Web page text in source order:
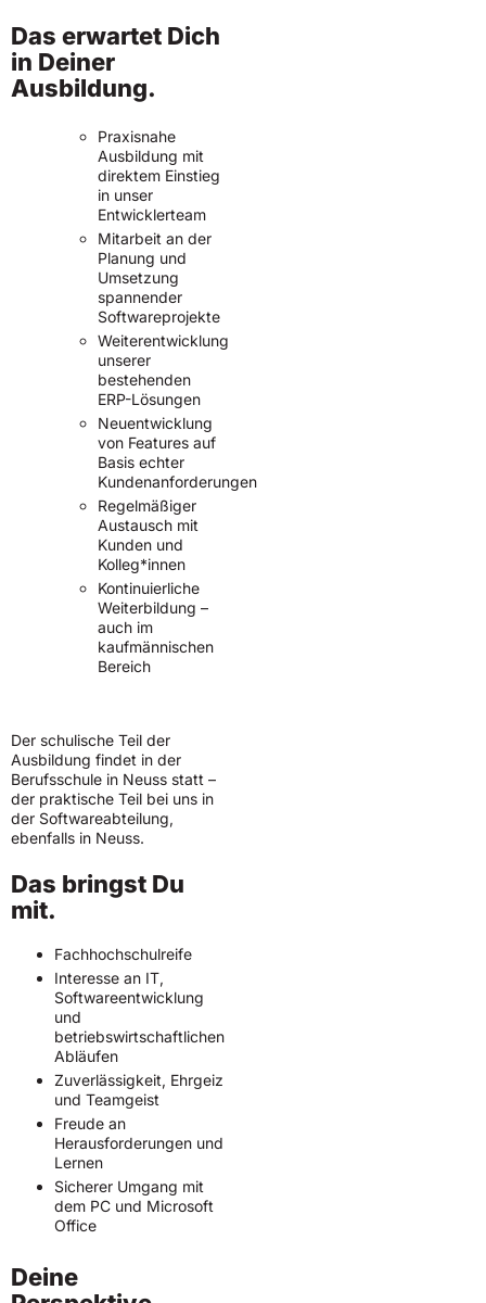
Das erwartet Dich
in Deiner
Ausbildung.
Praxisnahe
Ausbildung mit
direktem Einstieg
in unser
Entwicklerteam
Mitarbeit an der
Planung und
Umsetzung
spannender
Softwareprojekte
Weiterentwicklung
unserer
bestehenden
ERP-Lösungen
Neuentwicklung
von Features auf
Basis echter
Kundenanforderungen
Regelmäßiger
Austausch mit
Kunden und
Kolleg*innen
Kontinuierliche
Weiterbildung –
auch im
kaufmännischen
Bereich
Der schulische Teil der
Ausbildung findet in der
Berufsschule in Neuss statt –
der praktische Teil bei uns in
der Softwareabteilung,
ebenfalls in Neuss.
Das bringst Du
mit.
Fachhochschulreife
Interesse an IT,
Softwareentwicklung
und
betriebswirtschaftlichen
Abläufen
Zuverlässigkeit, Ehrgeiz
und Teamgeist
Freude an
Herausforderungen und
Lernen
Sicherer Umgang mit
dem PC und Microsoft
Office
Deine